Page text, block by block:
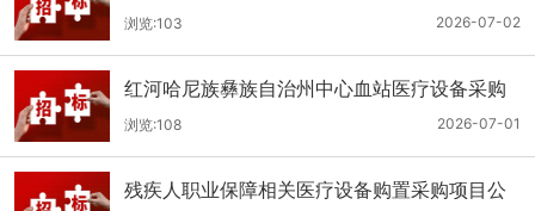
镇中心卫生院县域医疗次中心医疗设备采购项
目的公开招标公告
2026-07-02
浏览:103
红河哈尼族彝族自治州中心血站医疗设备采购
（二次）公开招标公告
2026-07-01
浏览:108
残疾人职业保障相关医疗设备购置采购项目公